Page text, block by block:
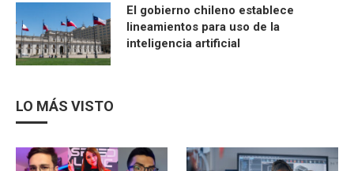
El gobierno chileno establece
lineamientos para uso de la
inteligencia artificial
LO MÁS VISTO